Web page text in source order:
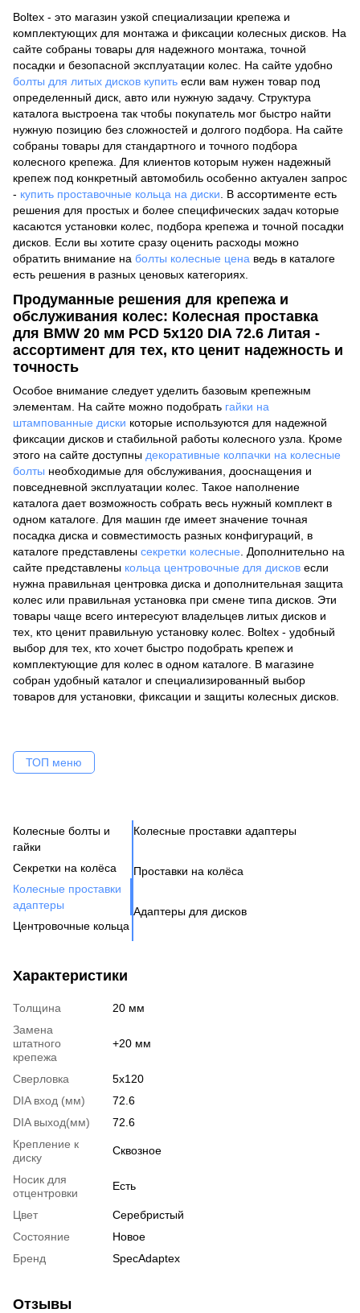
Boltex - это магазин узкой специализации крепежа и
комплектующих для монтажа и фиксации колесных дисков. На
сайте собраны товары для надежного монтажа, точной
посадки и безопасной эксплуатации колес. На сайте удобно
болты для литых дисков купить если вам нужен товар под
определенный диск, авто или нужную задачу. Структура
каталога выстроена так чтобы покупатель мог быстро найти
нужную позицию без сложностей и долгого подбора. На сайте
собраны товары для стандартного и точного подбора
колесного крепежа. Для клиентов которым нужен надежный
крепеж под конкретный автомобиль особенно актуален запрос
- купить проставочные кольца на диски . В ассортименте есть
решения для простых и более специфических задач которые
касаются установки колес, подбора крепежа и точной посадки
дисков. Если вы хотите сразу оценить расходы можно
обратить внимание на болты колесные цена ведь в каталоге
есть решения в разных ценовых категориях.
Продуманные решения для крепежа и
обслуживания колес: Колесная проставка
для BMW 20 мм PCD 5x120 DIA 72.6 Литая -
ассортимент для тех, кто ценит надежность и
точность
Особое внимание следует уделить базовым крепежным
элементам. На сайте можно подобрать гайки на
штампованные диски которые используются для надежной
фиксации дисков и стабильной работы колесного узла. Кроме
этого на сайте доступны декоративные колпачки на колесные
болты необходимые для обслуживания, дооснащения и
повседневной эксплуатации колес. Такое наполнение
каталога дает возможность собрать весь нужный комплект в
одном каталоге. Для машин где имеет значение точная
посадка диска и совместимость разных конфигураций, в
каталоге представлены секретки колесные. Дополнительно на
сайте представлены кольца центровочные для дисков если
нужна правильная центровка диска и дополнительная защита
колес или правильная установка при смене типа дисков. Эти
товары чаще всего интересуют владельцев литых дисков и
тех, кто ценит правильную установку колес. Boltex - удобный
выбор для тех, кто хочет быстро подобрать крепеж и
комплектующие для колес в одном каталоге. В магазине
собран удобный каталог и специализированный выбор
товаров для установки, фиксации и защиты колесных дисков.
ТОП меню
Колесные болты и
гайки
Секретки на колёса
Колесные проставки
адаптеры
Центровочные кольца
давления
Колесные проставки адаптеры
Проставки на колёса
Адаптеры для дисков
Характеристики
Толщина
20 мм
Замена
штатного
крепежа
+20 мм
Сверловка
5x120
DIA вход (мм)
72.6
DIA выход(мм)
72.6
Крепление к
диску
Сквозное
Носик для
отцентровки
Есть
Цвет
Серебристый
Состояние
Новое
Бренд
SpecAdaptex
Отзывы